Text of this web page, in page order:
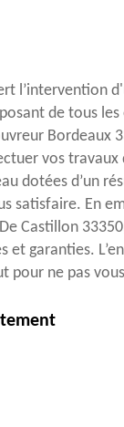
l’intervention
de tous
Bordeaux
vos
dotées d’un
satisfaire. En
Castillon
et garanties.
pour ne pas